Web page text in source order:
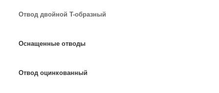
Отвод двойной T-образный
Оснащенные отводы
Отвод оцинкованный